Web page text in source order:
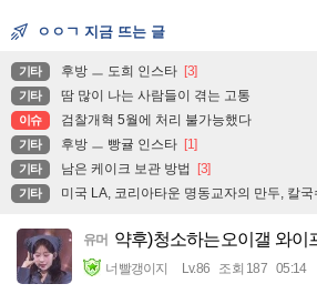
ㅇㅇㄱ 지금 뜨는 글
기타 후방 ㅡ 도희 인스타 [3]
기타 땀 많이 나는 사람들이 겪는 고통
이슈 검찰개혁 5월에 처리 불가능했다
기타 후방 ㅡ 빵귤 인스타 [1]
기타 남은 케이크 보관 방법 [3]
기타 미국 LA, 코리아타운 명동교자의 만두, 칼국
유머 약후)청소하는오이갤 와이
너빨갱이지 Lv.86 조회 187 05:14